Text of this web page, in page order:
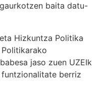
baita datu-
Hizkuntza Politika
jaso zuen UZEIk
berriz